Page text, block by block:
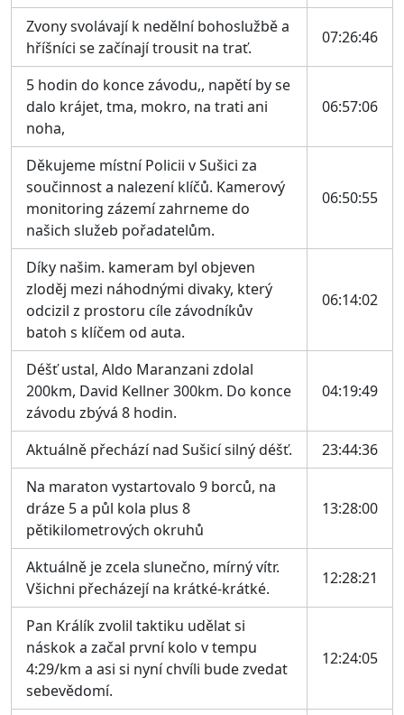
Zvony svolávají k nedělní bohoslužbě a
hříšníci se začínají trousit na trať.
07:26:46
5 hodin do konce závodu,, napětí by se
dalo krájet, tma, mokro, na trati ani
noha,
06:57:06
Děkujeme místní Policii v Sušici za
součinnost a nalezení klíčů. Kamerový
monitoring zázemí zahrneme do
našich služeb pořadatelům.
06:50:55
Díky našim. kameram byl objeven
zloděj mezi náhodnými divaky, který
odcizil z prostoru cíle závodníkův
batoh s klíčem od auta.
06:14:02
Déšť ustal, Aldo Maranzani zdolal
200km, David Kellner 300km. Do konce
závodu zbývá 8 hodin.
04:19:49
Aktuálně přechází nad Sušicí silný déšť.
23:44:36
Na maraton vystartovalo 9 borců, na
dráze 5 a půl kola plus 8
pětikilometrových okruhů
13:28:00
Aktuálně je zcela slunečno, mírný vítr.
Všichni přecházejí na krátké-krátké.
12:28:21
Pan Králík zvolil taktiku udělat si
náskok a začal první kolo v tempu
4:29/km a asi si nyní chvíli bude zvedat
sebevědomí.
12:24:05